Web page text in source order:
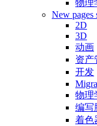
物理
New pages
2D
3D
动画
资产
开发
物理
编写
着色